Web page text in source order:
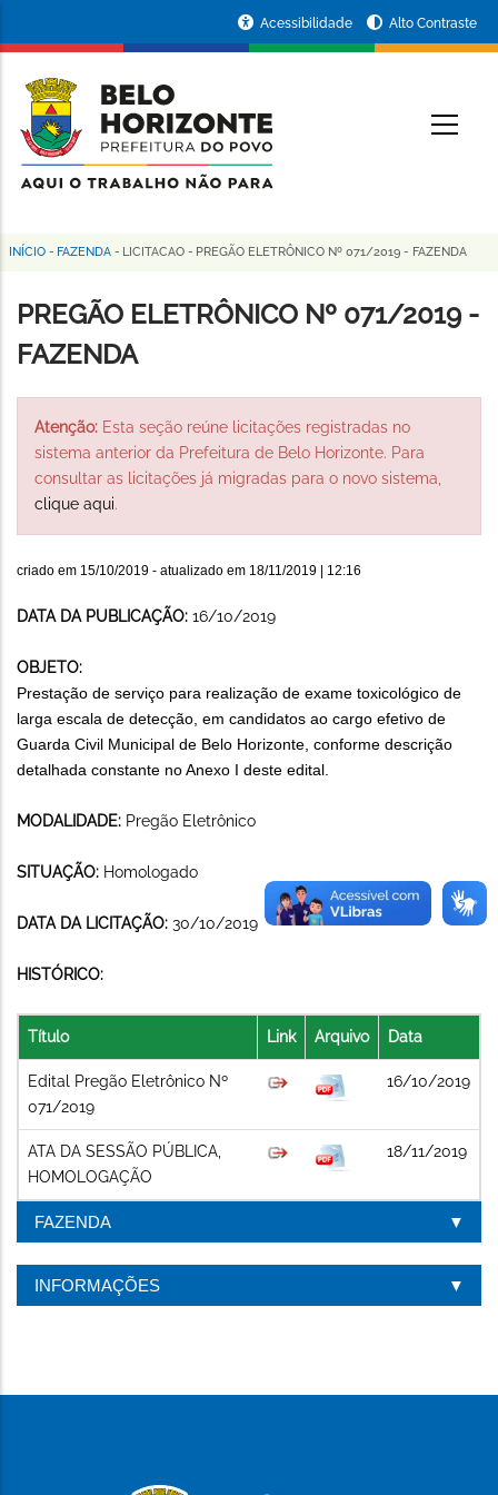
conteúdo
principal
da
Prefeitura
de
Horizonte
Acessibilidade Alto Contraste
Trilha
de
navegação
INÍCIO - FAZENDA - LICITACAO - PREGÃO ELETRÔNICO Nº 071/2019 - FAZENDA
PREGÃO ELETRÔNICO Nº 071/2019 -
FAZENDA
Atenção: Esta seção reúne licitações registradas no
sistema anterior da Prefeitura de Belo Horizonte. Para
consultar as licitações já migradas para o novo sistema,
clique aqui.
criado em 15/10/2019 - atualizado em 18/11/2019 | 12:16
DATA DA PUBLICAÇÃO: 16/10/2019
OBJETO:
Prestação de serviço para realização de exame toxicológico de
larga escala de detecção, em candidatos ao cargo efetivo de
Guarda Civil Municipal de Belo Horizonte, conforme descrição
detalhada constante no Anexo I deste edital.
MODALIDADE: Pregão Eletrônico
SITUAÇÃO: Homologado
DATA DA LICITAÇÃO: 30/10/2019
HISTÓRICO:
Título Link Arquivo Data
Edital Pregão Eletrônico Nº
071/2019
16/10/2019
ATA DA SESSÃO PÚBLICA,
HOMOLOGAÇÃO
18/11/2019
FAZENDA
INFORMAÇÕES